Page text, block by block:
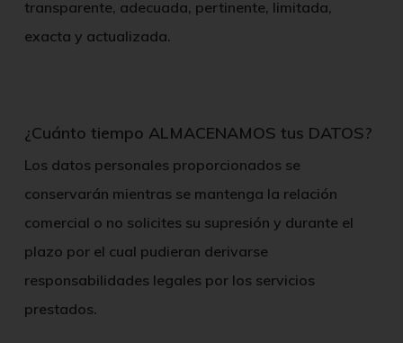
transparente, adecuada, pertinente, limitada,
exacta y actualizada.
¿Cuánto tiempo ALMACENAMOS tus DATOS?
Los datos personales proporcionados se
conservarán mientras se mantenga la relación
comercial o no solicites su supresión y durante el
plazo por el cual pudieran derivarse
responsabilidades legales por los servicios
prestados.